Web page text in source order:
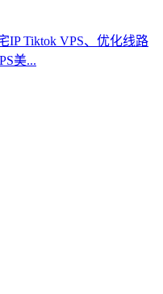
IP Tiktok VPS、优化线路
美...